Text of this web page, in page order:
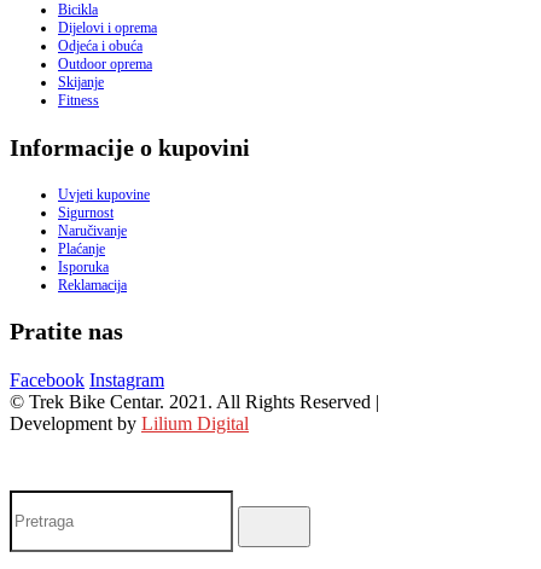
Bicikla
Dijelovi i oprema
Odjeća i obuća
Outdoor oprema
Skijanje
Fitness
Informacije o kupovini
Uvjeti kupovine
Sigurnost
Naručivanje
Plaćanje
Isporuka
Reklamacija
Pratite nas
Facebook Instagram
© Trek Bike Centar. 2021. All Rights Reserved |
Development by Lilium Digital